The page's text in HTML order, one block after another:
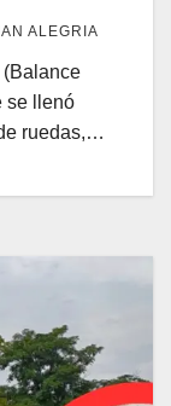
ALEGRIA
(Balance
se llenó
ruedas,…